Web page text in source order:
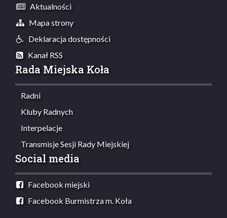
Aktualności
Mapa strony
Deklaracja dostępności
Kanał RSS
Rada Miejska Koła
Radni
Kluby Radnych
Interpelacje
Transmisje Sesji Rady Miejskiej
Social media
Facebook miejski
Facebook Burmistrza m. Koła